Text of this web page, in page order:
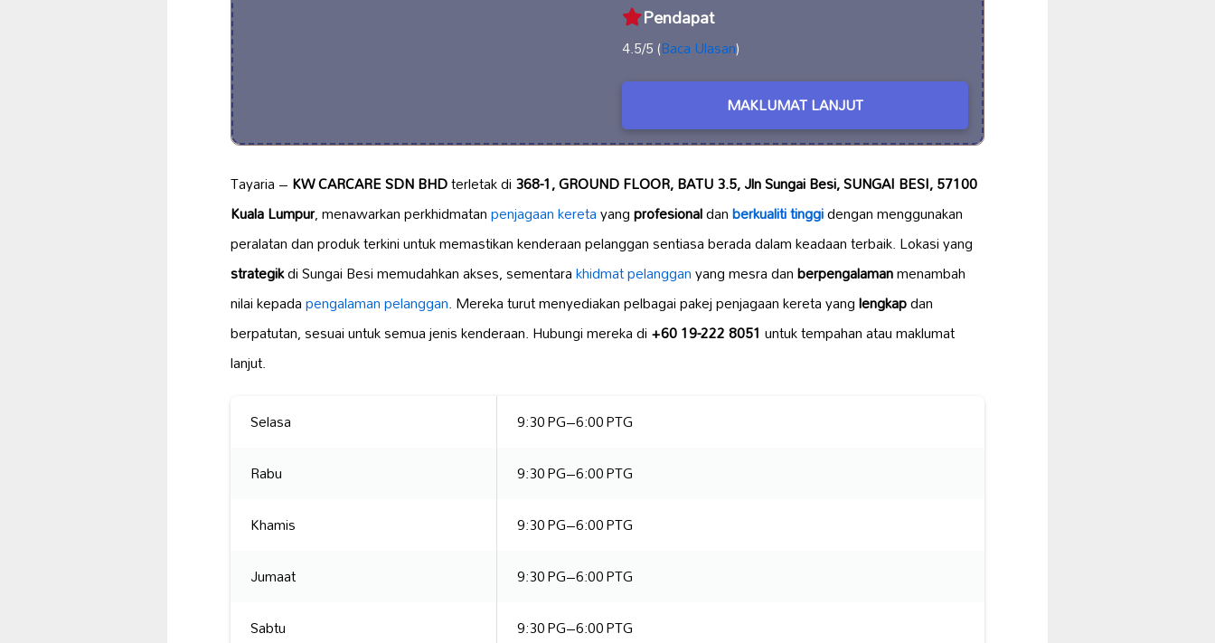
Pendapat
4.5/5 (Baca Ulasan)
MAKLUMAT LANJUT
Tayaria –KW CARCARE SDN BHDterletak di368-1, GROUND FLOOR, BATU 3.5, Jln Sungai Besi, SUNGAI BESI, 57100
Kuala Lumpur, menawarkan perkhidmatanpenjagaan keretayangprofesionaldanberkualiti tinggidengan menggunakan
peralatan dan produk terkini untuk memastikan kenderaan pelanggan sentiasa berada dalam keadaan terbaik. Lokasi yang
strategikdi Sungai Besi memudahkan akses, sementarakhidmat pelangganyang mesra danberpengalamanmenambah
nilai kepadapengalaman pelanggan. Mereka turut menyediakan pelbagai pakej penjagaan kereta yanglengkapdan
berpatutan, sesuai untuk semua jenis kenderaan. Hubungi mereka di+60 19-222 8051 untuk tempahan atau maklumat
lanjut.
Selasa
9:30 PG–6:00 PTG
Rabu
9:30 PG–6:00 PTG
Khamis
9:30 PG–6:00 PTG
Jumaat
9:30 PG–6:00 PTG
Sabtu
9:30 PG–6:00 PTG